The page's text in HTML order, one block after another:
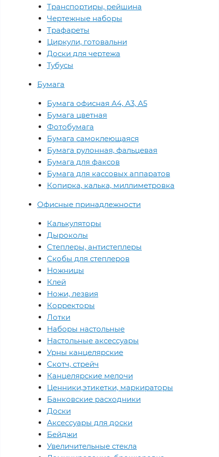
Транспортиры, рейшина
Чертежные наборы
Трафареты
Циркули, готовальни
Доски для чертежа
Тубусы
Бумага
Бумага офисная А4, А3, А5
Бумага цветная
Фотобумага
Бумага самоклеющаяся
Бумага рулонная, фальцевая
Бумага для факсов
Бумага для кассовых аппаратов
Копирка, калька, миллиметровка
Офисные принадлежности
Калькуляторы
Дыроколы
Степлеры, антистеплеры
Скобы для степлеров
Ножницы
Клей
Ножи, лезвия
Корректоры
Лотки
Наборы настольные
Настольные аксессуары
Урны канцелярские
Скотч, стрейч
Канцелярские мелочи
Ценники,этикетки, маркираторы
Банковские расходники
Доски
Аксессуары для доски
Бейджи
Увеличительные стекла